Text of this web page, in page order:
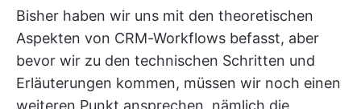
Bisher haben wir uns mit den theoretischen
Aspekten von CRM-Workflows befasst, aber
bevor wir zu den technischen Schritten und
Erläuterungen kommen, müssen wir noch einen
weiteren Punkt ansprechen, nämlich die